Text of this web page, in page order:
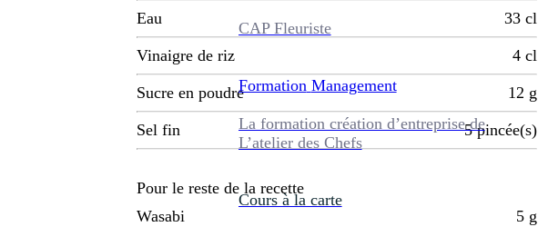
CAP Fleuriste
Formation Management
La formation création d’entreprise de
L’atelier des Chefs
Cours à la carte
Eau 33 cl
Vinaigre de riz 4 cl
Sucre en poudre 12 g
Sel fin 5 pincée(s)
Pour le reste de la recette
Wasabi
5 g